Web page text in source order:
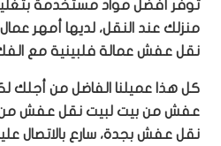
توفر أفضل مواد مستخدمة
منزلك عند النقل، لديها أمهر
نقل عفش عمالة فلبينية مع
كل هذا عميلنا الفاضل من أجلك
عفش من بيت لبيت نقل عفش
نقل عفش بجدة، سارع بالاتصال